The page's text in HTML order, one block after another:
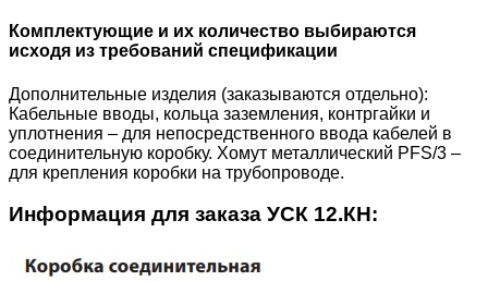
Комплектующие и их количество выбираются
исходя из требований спецификации
Дополнительные изделия (заказываются отдельно):
Кабельные вводы, кольца заземления, контргайки и
уплотнения – для непосредственного ввода кабелей в
соединительную коробку. Хомут металлический PFS/3 –
для крепления коробки на трубопроводе.
Информация для заказа УСК 12.КН: